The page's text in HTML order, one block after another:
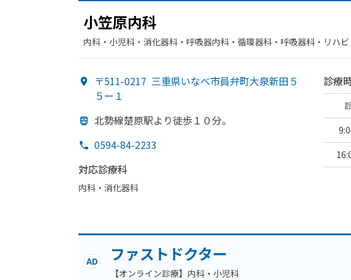
小笠原内科
内科・​小児科・​消化器科・​呼吸器内科・​循環器科・​呼吸器科・​リハ
〒511-0217 三重県いなべ市員弁町大泉新田５
５ー１
北勢線楚原駅より徒歩１０分。
0594-84-2233
対応診療科
内科・​消化器科
診療
AD ファストドクター
【オンライン診療】内科・小児科